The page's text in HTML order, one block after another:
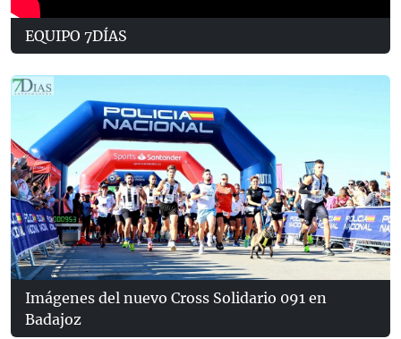
EQUIPO 7DÍAS
Imágenes del nuevo Cross Solidario 091 en
Badajoz